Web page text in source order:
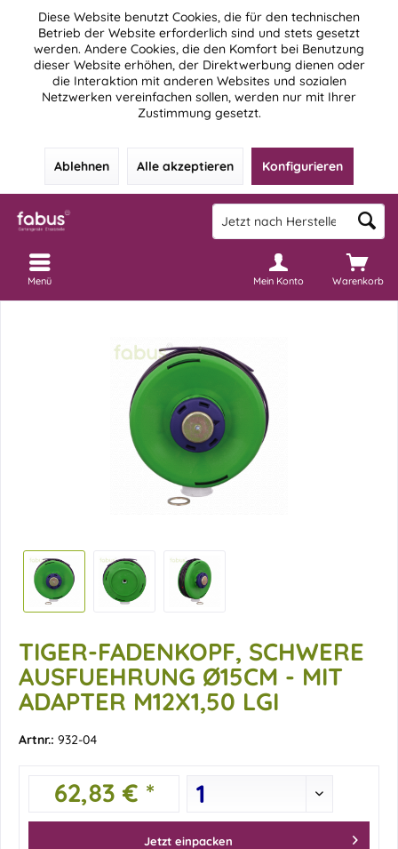
Diese Website benutzt Cookies, die für den technischen
Betrieb der Website erforderlich sind und stets gesetzt
werden. Andere Cookies, die den Komfort bei Benutzung
dieser Website erhöhen, der Direktwerbung dienen oder
die Interaktion mit anderen Websites und sozialen
Netzwerken vereinfachen sollen, werden nur mit Ihrer
Zustimmung gesetzt.
Ablehnen Alle akzeptieren Konfigurieren
Warenkorb
Mein Konto
Menü
TIGER-FADENKOPF, SCHWERE
AUSFUEHRUNG Ø15CM - MIT
ADAPTER M12X1,50 LGI
Artnr.: 932-04
62,83 € *
Jetzt einpacken